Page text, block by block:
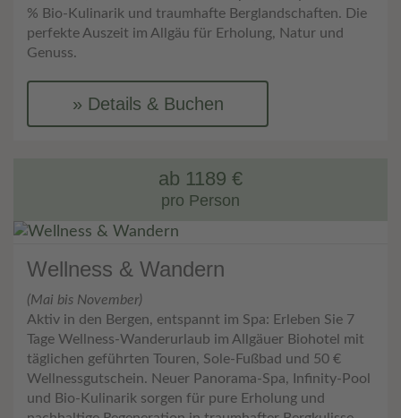
% Bio-Kulinarik und traumhafte Berglandschaften. Die
perfekte Auszeit im Allgäu für Erholung, Natur und
Genuss.
Details & Buchen
ab 1189 €
pro Person
Wellness & Wandern
(Mai bis November)
Aktiv in den Bergen, entspannt im Spa: Erleben Sie 7
Tage Wellness-Wanderurlaub im Allgäuer Biohotel mit
täglichen geführten Touren, Sole-Fußbad und 50 €
Wellnessgutschein. Neuer Panorama-Spa, Infinity-Pool
und Bio-Kulinarik sorgen für pure Erholung und